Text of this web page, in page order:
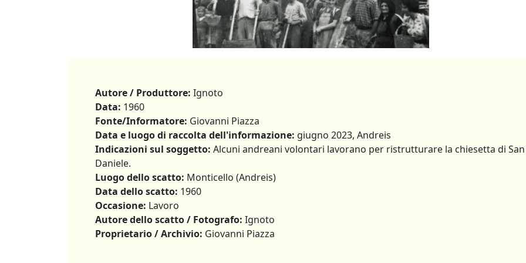
Autore / Produttore: Ignoto
Data: 1960
Fonte/Informatore: Giovanni Piazza
Data e luogo di raccolta dell'informazione: giugno 2023, Andreis
Indicazioni sul soggetto: Alcuni andreani volontari lavorano per ristrutturare la chiesetta di San
Daniele.
Luogo dello scatto: Monticello (Andreis)
Data dello scatto: 1960
Occasione: Lavoro
Autore dello scatto / Fotografo: Ignoto
Proprietario / Archivio: Giovanni Piazza